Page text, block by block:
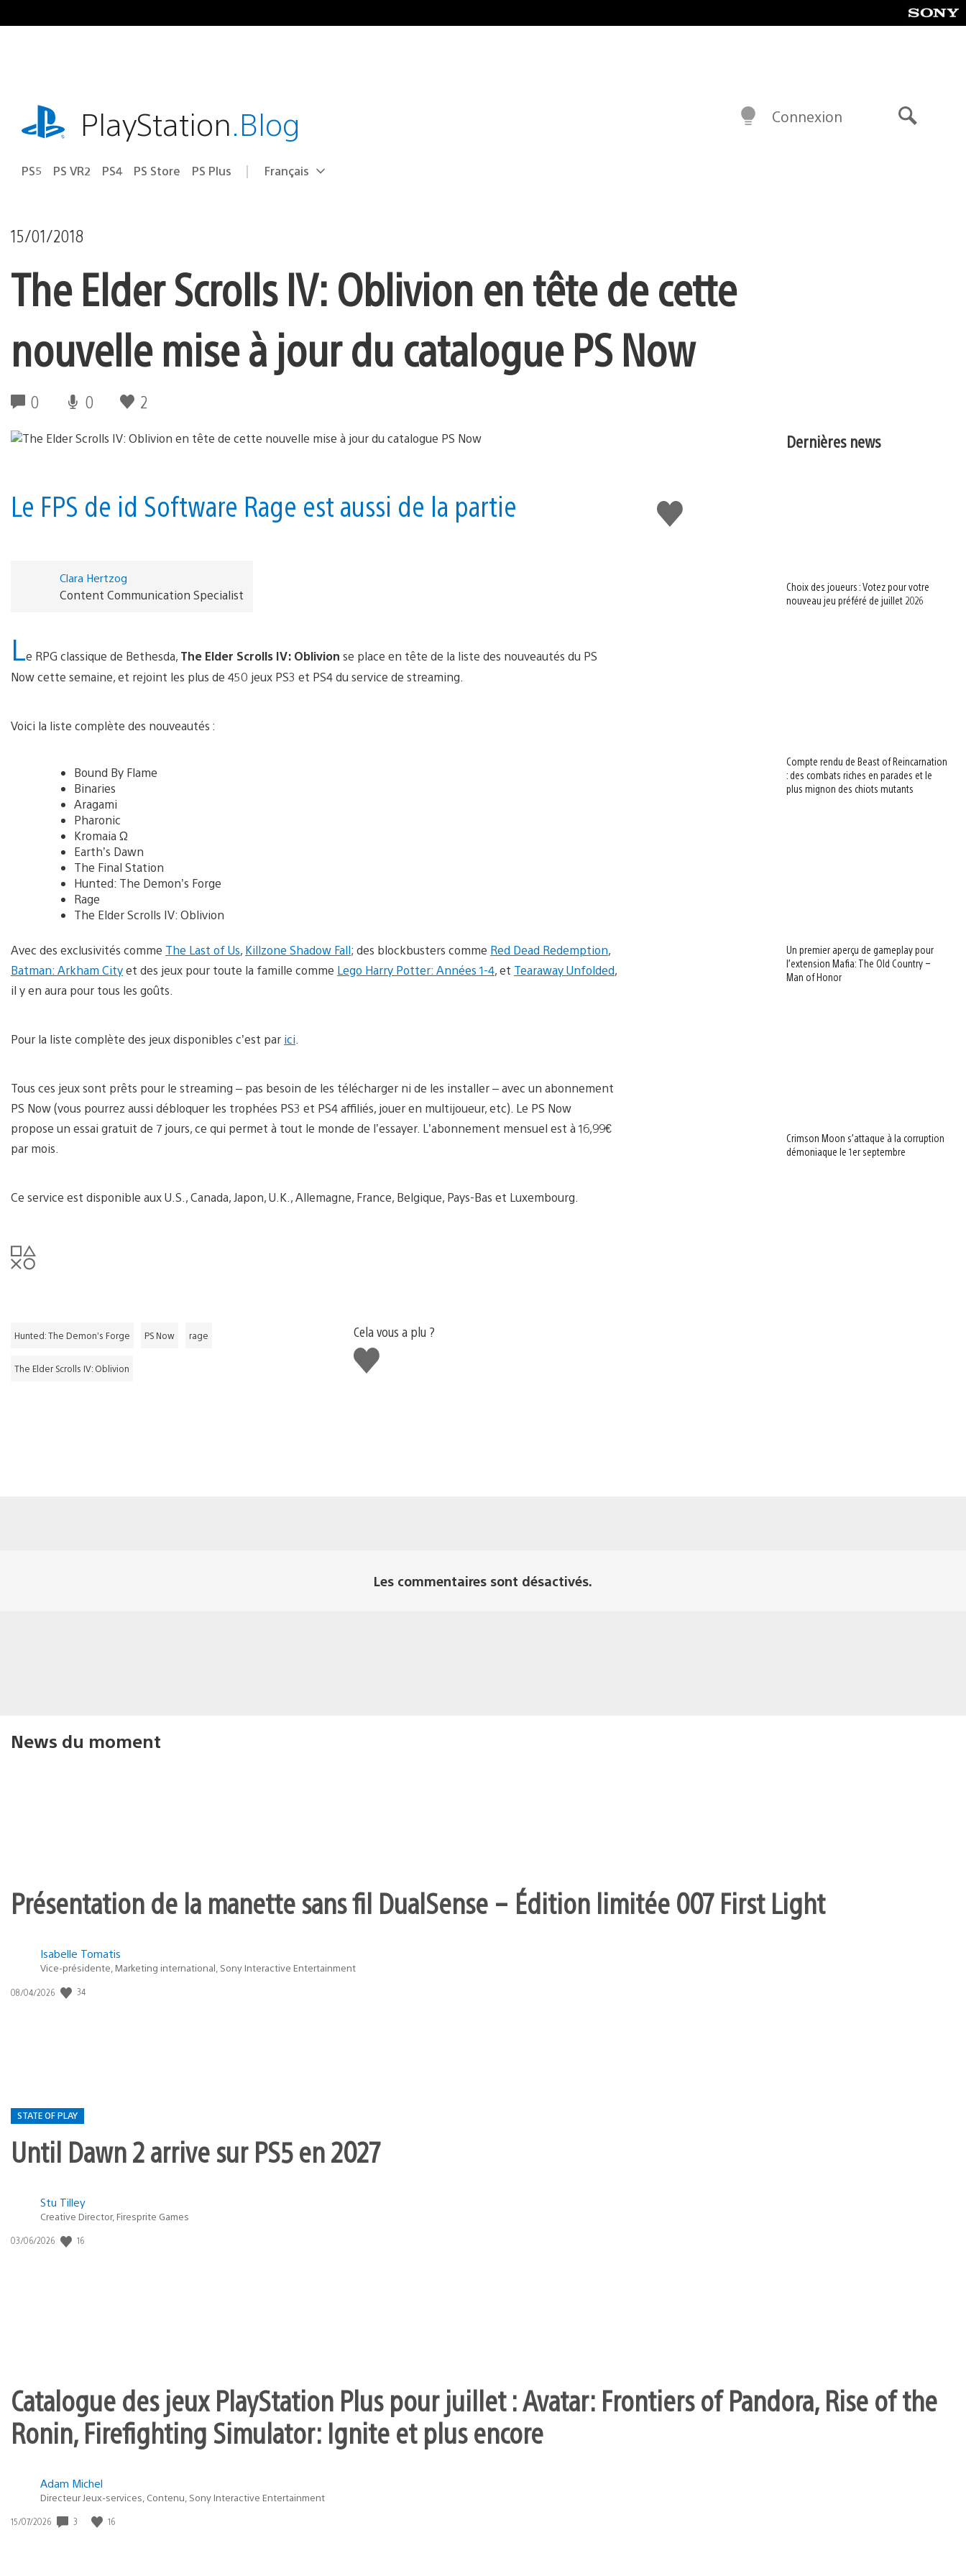
au
playstation.comPlayStation.Blog
PS5 PS VR2 PS4 PS Store PS Plus Choisir
Région
Français
Connexion
15/01/2018
The Elder Scrolls IV: Oblivion en tête de cette
nouvelle mise à jour du catalogue PS Now
0 0 2
J'aime
Le FPS de id Software Rage est aussi de la partie
Clara Hertzog
Content Communication Specialist
Le RPG classique de Bethesda, The Elder Scrolls IV: Oblivion se place en tête de la liste des nouveautés du PS
Now cette semaine, et rejoint les plus de 450 jeux PS3 et PS4 du service de streaming.
Voici la liste complète des nouveautés :
Bound By Flame
Binaries
Aragami
Pharonic
Kromaia Ω
Earth’s Dawn
The Final Station
Hunted: The Demon’s Forge
Rage
The Elder Scrolls IV: Oblivion
Avec des exclusivités comme The Last of Us, Killzone Shadow Fall; des blockbusters comme Red Dead Redemption,
Batman: Arkham Cityet des jeux pour toute la famille comme Lego Harry Potter: Années 1-4, et Tearaway Unfolded,
il y en aura pour tous les goûts.
Pour la liste complète des jeux disponibles c’est par ici
Tous ces jeux sont prêts pour le streaming – pas besoin de les télécharger ni de les installer – avec un abonnement
PS Now (vous pourrez aussi débloquer les trophées PS3 et PS4 affiliés, jouer en multijoueur, etc). Le PS Now
propose un essai gratuit de 7 jours, ce qui permet à tout le monde de l’essayer. L’abonnement mensuel est à 16,99€
par mois.
Ce service est disponible aux U.S., Canada, Japon, U.K., Allemagne, France, Belgique, Pays-Bas et Luxembourg.
Hunted: The Demon’s Forge PS Now rage
The Elder Scrolls IV: Oblivion
Cela vous a plu ?
J'aime
Dernières news
Choix des joueurs : Votez pour votre
nouveau jeu préféré de juillet 2026
Compte rendu de Beast of Reincarnation
: des combats riches en parades et le
plus mignon des chiots mutants
Un premier aperçu de gameplay pour
l’extension Mafia: The Old Country –
Man of Honor
Crimson Moon s’attaque à la corruption
démoniaque le 1er septembre
Les commentaires sont désactivés.
News du moment
Présentation de la manette sans fil DualSense – Édition limitée 007 First Light
Isabelle Tomatis
Vice-présidente, Marketing international, Sony Interactive Entertainment
Date
08/04/2026 34
STATE OF PLAY
Until Dawn 2 arrive sur PS5 en 2027
Postée
:
Stu Tilley
Creative Director, Firesprite Games
Date
03/06/2026 16
Catalogue des jeux PlayStation Plus pour juillet : Avatar: Frontiers of Pandora, Rise of the
Ronin, Firefighting Simulator: Ignite et plus encore
Adam Michel
Directeur Jeux-services, Contenu, Sony Interactive Entertainment
Date
15/07/2026 3 16